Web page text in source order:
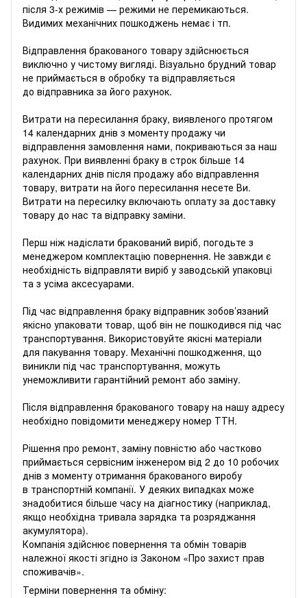
після 3-х режимів — режими не перемикаються.
Видимих ​​механічних пошкоджень немає і тп.
Відправлення бракованого товару здійснюється
виключно у чистому вигляді. Візуально брудний товар
не приймається в обробку та відправляється
до відправника за його рахунок.
Витрати на пересилання браку, виявленого протягом
14 календарних днів з моменту продажу чи
відправлення замовлення нами, покриваються за наш
рахунок. При виявленні браку в строк більше 14
календарних днів після продажу або відправлення
товару, витрати на його пересилання несете Ви.
Витрати на пересилку включають оплату за доставку
товару до нас та відправку заміни.
Перш ніж надіслати бракований виріб, погодьте з
менеджером комплектацію повернення. Не завжди є
необхідність відправляти виріб у заводській упаковці
та з усіма аксесуарами.
Під час відправлення браку відправник зобов’язаний
якісно упаковати товар, щоб він не пошкодився під час
транспортування. Використовуйте якісні матеріали
для пакування товару. Механічні пошкодження, що
виникли під час транспортування, можуть
унеможливити гарантійний ремонт або заміну.
Після відправлення бракованого товару на нашу адресу
необхідно повідомити менеджеру номер ТТН.
Рішення про ремонт, заміну повністю або частково
приймається сервісним інженером від 2 до 10 робочих
днів з моменту отримання бракованого виробу
в транспортній компанії. У деяких випадках може
знадобитися більше часу на діагностику (наприклад,
якщо необхідна тривала зарядка та розряджання
акумулятора).
Компанія здійснює повернення та обмін товарів
належної якості згідно із Законом «Про захист прав
споживачів».
Терміни повернення та обміну: